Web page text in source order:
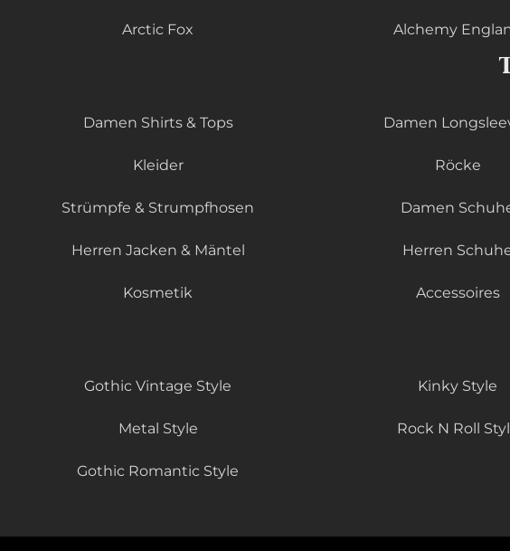
Arctic Fox Alchemy
Damen Shirts & Tops Damen
Kleider Röcke
Strümpfe & Strumpfhosen Damen
Herren Jacken & Mäntel Herren
Kosmetik Accessoires
Gothic Vintage Style Kinky Style
Metal Style Rock N Roll
Gothic Romantic Style